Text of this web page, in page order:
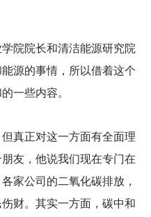
院院长和清洁能源研究院
源的事情，所以借着这个
一些内容。
真正对这一方面有全面理
友，他说我们现在专门在
家公司的二氧化碳排放，
财。其实一方面，碳中和